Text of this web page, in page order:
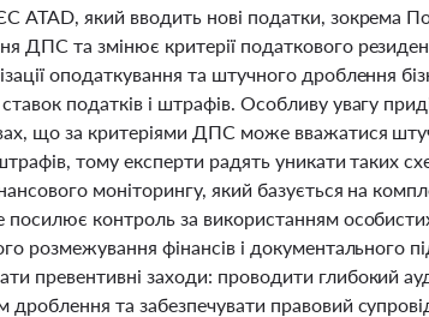
ATAD, який вводить нові податки, зокрема
ДПС та змінює критерії податкового
оподаткування та штучного дроблення
податків і штрафів. Особливу увагу
що за критеріями ДПС може вважатися
тому експерти радять уникати таких
моніторингу, який базується на
посилює контроль за використанням
розмежування фінансів і
превентивні заходи: проводити глибокий
дроблення та забезпечувати правовий